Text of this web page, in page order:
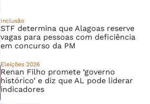
Inclusão
STF determina que Alagoas reserve
vagas para pessoas com deficiência
em concurso da PM
Eleições 2026
Renan Filho promete ‘governo
histórico’ e diz que AL pode liderar
indicadores